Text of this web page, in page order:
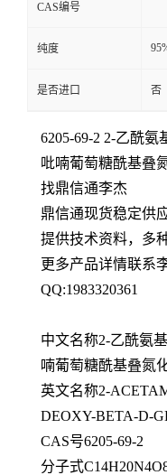
CAS编号
纯度
是否进口 否
6205-69-2 2-乙酰
吡喃葡萄糖酰基叠
找鼎信通李杰
鼎信通现货稳定供
提供技术资料，多
更多产品详情联系
QQ:1983320361
中文名称2-乙酰氨
喃葡萄糖酰基叠氮
英文名称2-
DEOXY-BETA-D-
CAS号6205-69-2
分子式